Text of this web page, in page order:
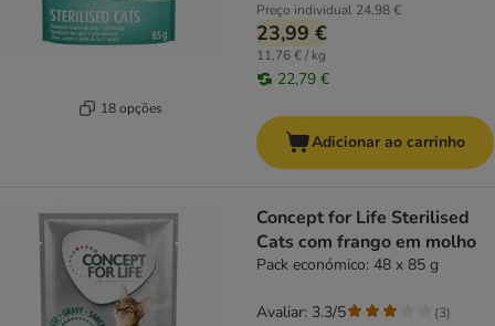
18 opções
Preço individual 24,98 €
23,99 €
11,76 € / kg
22,79 €
Adicionar ao carrinho
Concept for Life Sterilised
Cats com frango em molho
Pack económico: 48 x 85 g
Avaliar: 3.3/5 (3)